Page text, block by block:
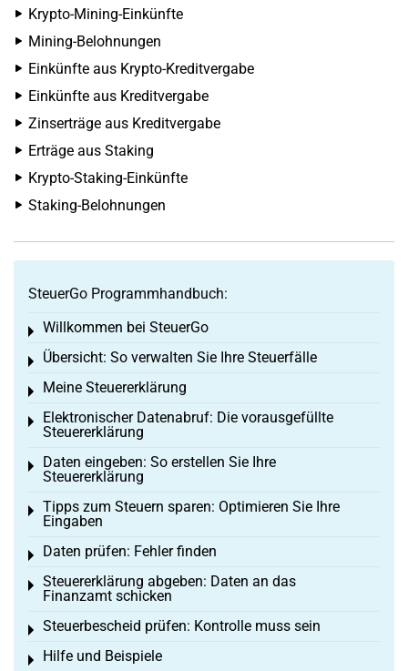
Krypto-Mining-Einkünfte
Mining-Belohnungen
Einkünfte aus Krypto-Kreditvergabe
Einkünfte aus Kreditvergabe
Zinserträge aus Kreditvergabe
Erträge aus Staking
Krypto-Staking-Einkünfte
Staking-Belohnungen
SteuerGo Programmhandbuch:
Willkommen bei SteuerGo
Toggle menu
Übersicht: So verwalten Sie Ihre Steuerfälle
Toggle menu
Meine Steuererklärung
Toggle menu
Elektronischer Datenabruf: Die vorausgefüllte
Steuererklärung
Toggle menu
Daten eingeben: So erstellen Sie Ihre
Steuererklärung
Toggle menu
Tipps zum Steuern sparen: Optimieren Sie Ihre
Eingaben
Toggle menu
Daten prüfen: Fehler finden
Toggle menu
Steuererklärung abgeben: Daten an das
Finanzamt schicken
Toggle menu
Steuerbescheid prüfen: Kontrolle muss sein
Toggle menu
Hilfe und Beispiele
Toggle menu